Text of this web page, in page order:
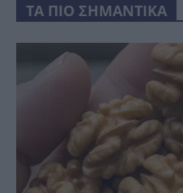
ΤΑ ΠΙΟ ΣΗΜΑΝΤΙΚΑ